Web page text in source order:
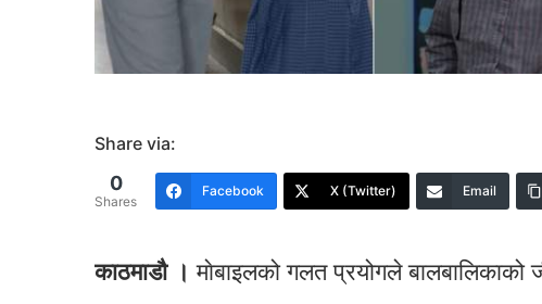
Share via:
0
Shares
Facebook X (Twitter) Email
काठमाडौ । माेबाइलको गलत प्रयोगले बालबालिकाको